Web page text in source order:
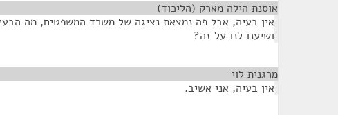
אוסנת הילה מארק (הליכוד)
אין בעיה, אבל פה נמצאת נציגה של משרד המשפטים, מה
ושיענו לנו על זה?
מרגנית לוי
אין בעיה, אני אשיב.